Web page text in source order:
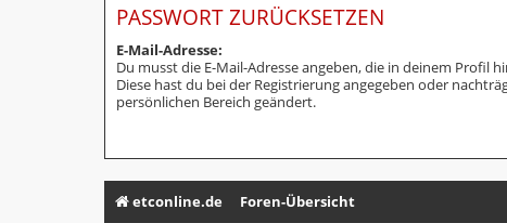
PASSWORT ZURÜCKSETZEN
E-Mail-Adresse:
Du musst die E-Mail-Adresse angeben, die in deinem Profil
Diese hast du bei der Registrierung angegeben oder
persönlichen Bereich geändert.
etconline.de Foren-Übersicht